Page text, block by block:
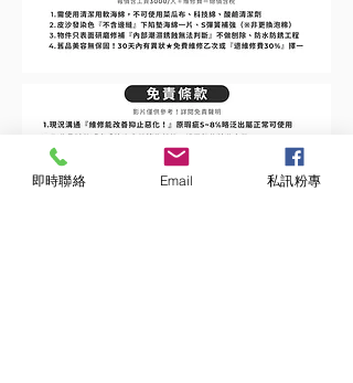
即時聯絡 Email 私訊粉專